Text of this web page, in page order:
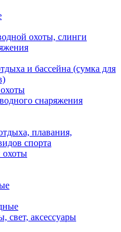
охоты, слинги
и бассейна (сумка для
снаряжения
плавания,
спорта
охоты
свет, аксессуары